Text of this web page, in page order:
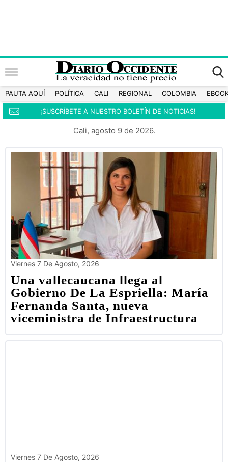
PAUTA AQUÍ POLÍTICA CALI REGIONAL COLOMBIA
¡SUSCRÍBETE A NUESTRO BOLETÍN DE NOTICIAS!
Cali, agosto 9 de 2026.
Viernes 7 De Agosto, 2026
Una vallecaucana llega al
Gobierno De La Espriella: María
Fernanda Santa, nueva
viceministra de Infraestructura
Viernes 7 De Agosto, 2026